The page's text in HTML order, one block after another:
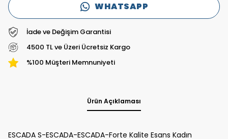
WHATSAPP
İade ve Değişim Garantisi
4500 TL ve Üzeri Ücretsiz Kargo
%100 Müşteri Memnuniyeti
Ürün Açıklaması
ESCADA S-ESCADA-ESCADA-Forte Kalite Esans Kadın